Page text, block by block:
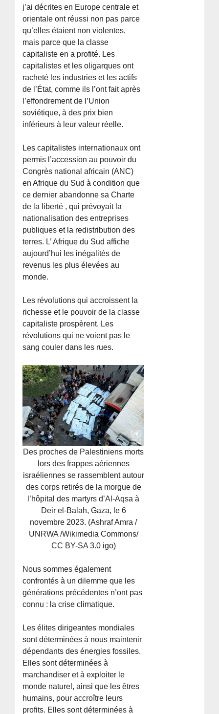
j’ai décrites en Europe centrale et
orientale ont réussi non pas parce
qu’elles étaient non violentes,
mais parce que la classe
capitaliste en a profité. Les
capitalistes et les oligarques ont
racheté les industries et les actifs
de l’État, comme ils l’ont fait après
l’effondrement de l’Union
soviétique, à des prix bien
inférieurs à leur valeur réelle.
Les capitalistes internationaux ont
permis l’accession au pouvoir du
Congrès national africain (ANC)
en Afrique du Sud à condition que
ce dernier abandonne sa Charte
de la liberté , qui prévoyait la
nationalisation des entreprises
publiques et la redistribution des
terres. L’ Afrique du Sud affiche
aujourd’hui les inégalités de
revenus les plus élevées au
monde.
Les révolutions qui accroissent la
richesse et le pouvoir de la classe
capitaliste prospèrent. Les
révolutions qui ne voient pas le
sang couler dans les rues.
Des proches de Palestiniens morts
lors des frappes aériennes
israéliennes se rassemblent autour
des corps retirés de la morgue de
l’hôpital des martyrs d’Al-Aqsa à
Deir el-Balah, Gaza, le 6
novembre 2023. (Ashraf Amra /
UNRWA /Wikimedia Commons/
CC BY-SA 3.0 igo)
Nous sommes également
confrontés à un dilemme que les
générations précédentes n’ont pas
connu : la crise climatique.
Les élites dirigeantes mondiales
sont déterminées à nous maintenir
dépendants des énergies fossiles.
Elles sont déterminées à
marchandiser et à exploiter le
monde naturel, ainsi que les êtres
humains, pour accroître leurs
profits. Elles sont déterminées à